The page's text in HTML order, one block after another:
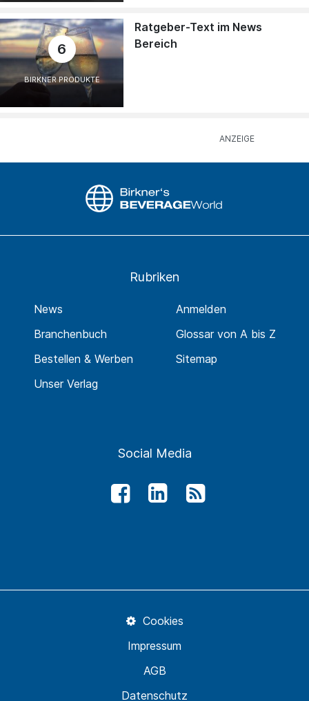
6
BIRKNER PRODUKTE
Ratgeber-Text im News
Bereich
Rubriken
News
Branchenbuch
Bestellen & Werben
Unser Verlag
Anmelden
Glossar von A bis Z
Sitemap
Social Media
Datenschutz
AGB
Impressum
Cookies